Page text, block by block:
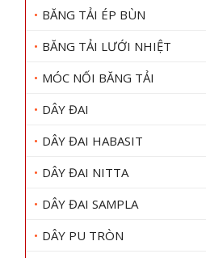
BĂNG TẢI ÉP BÙN
BĂNG TẢI LƯỚI NHIỆT
MÓC NỐI BĂNG TẢI
DÂY ĐAI
DÂY ĐAI HABASIT
DÂY ĐAI NITTA
DÂY ĐAI SAMPLA
DÂY PU TRÒN